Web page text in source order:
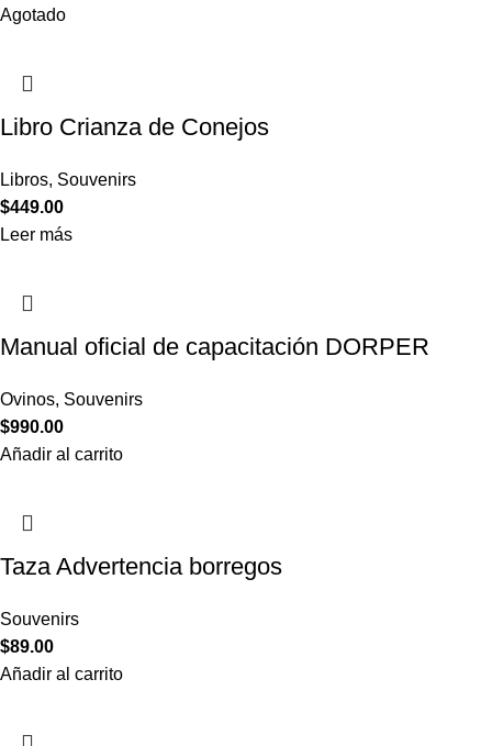
Agotado
Libro Crianza de Conejos
Libros, Souvenirs
$449.00
Leer más
Manual oficial de capacitación DORPER
Ovinos, Souvenirs
$990.00
Añadir al carrito
Taza Advertencia borregos
Souvenirs
$89.00
Añadir al carrito